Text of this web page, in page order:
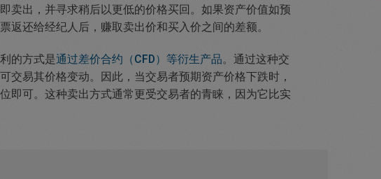
卖出，并寻求稍后以更低的价格买回。如果资产价值如预
返还给经纪人后，赚取卖出价和买入价之间的差额。
的方式是通过差价合约（CFD）等衍生产品。通过这种交
交易其价格变动。因此，当交易者预期资产价格下跌时，
即可。这种卖出方式通常更受交易者的青睐，因为它比实